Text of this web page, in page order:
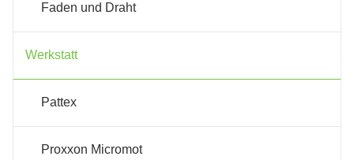
Faden und Draht
Werkstatt
Pattex
Proxxon Micromot